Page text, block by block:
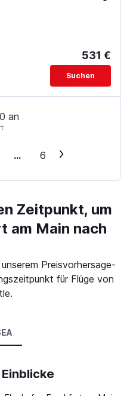
531 €
Suchen
an
... 6
Zeitpunkt, um
am Main nach
Preisvorhersage-
für Flüge von
Einblicke